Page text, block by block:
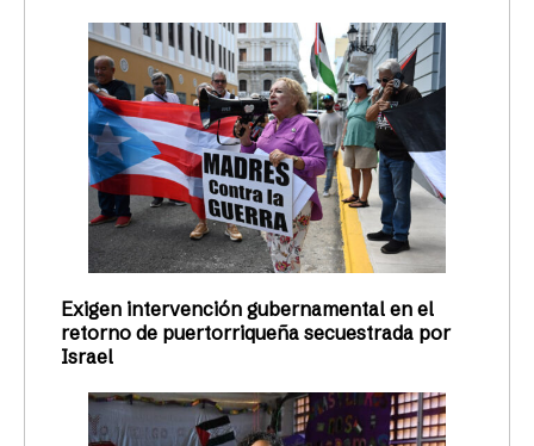
Exigen intervención gubernamental en el
retorno de puertorriqueña secuestrada por
Israel